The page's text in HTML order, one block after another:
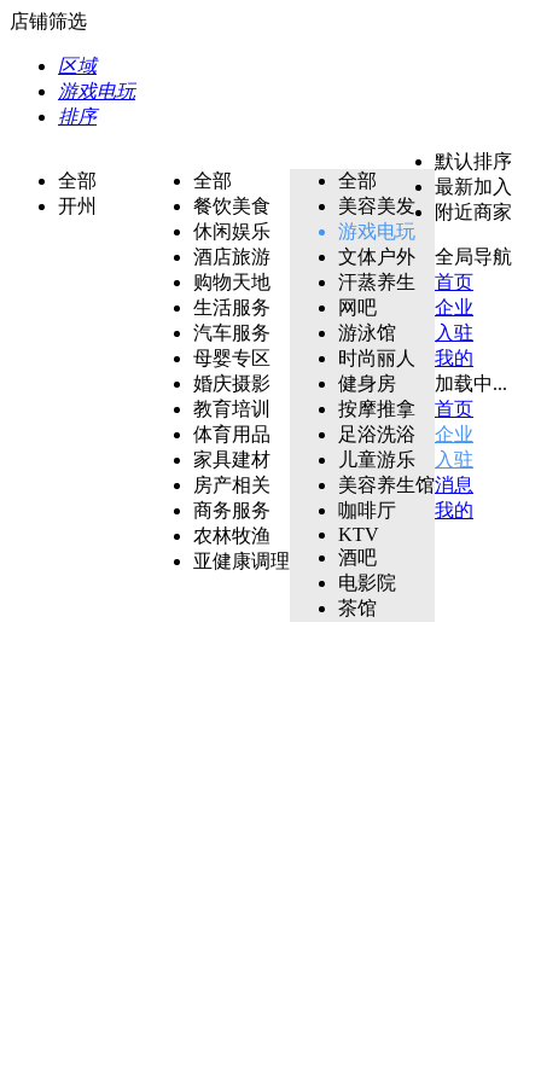
店铺筛选
区域
游戏电玩
排序
全部
开州
全部
餐饮美食
休闲娱乐
酒店旅游
购物天地
生活服务
汽车服务
母婴专区
婚庆摄影
教育培训
体育用品
家具建材
房产相关
商务服务
农林牧渔
亚健康调理
全部
美容美发
游戏电玩
文体户外
汗蒸养生
网吧
游泳馆
时尚丽人
健身房
按摩推拿
足浴洗浴
儿童游乐
美容养生馆
咖啡厅
KTV
酒吧
电影院
茶馆
默认排序
最新加入
附近商家
全局导航
首页
企业
入驻
我的
加载中...
首页
企业
入驻
消息
我的